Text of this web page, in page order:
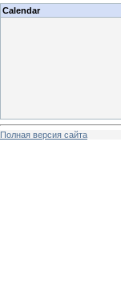
Calendar
Полная версия сайта